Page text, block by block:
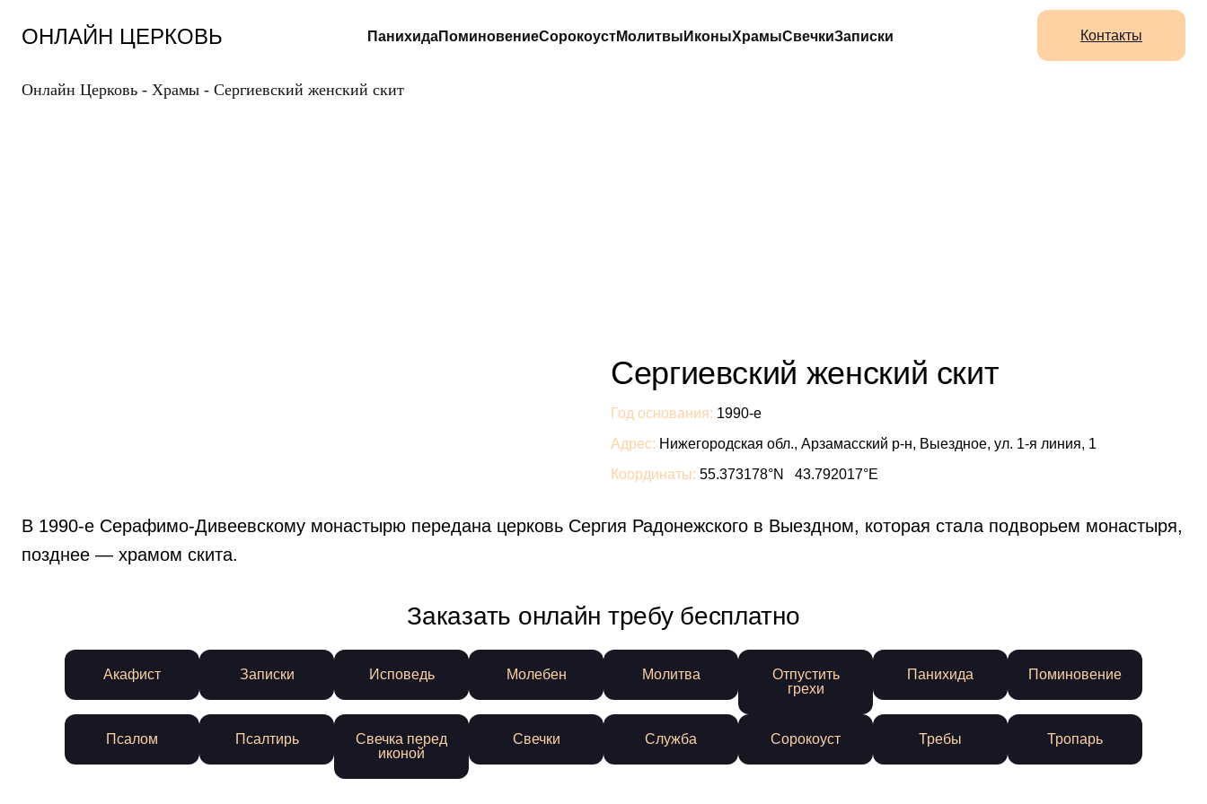
содержанию
ОНЛАЙН ЦЕРКОВЬ ПанихидаПоминовениеСорокоустМолитвы ИконыХрамыСвечкиЗаписки Контакты
Онлайн Церковь - Храмы - Сергиевский женский скит
Сергиевский женский скит
Год основания: 1990-е
Адрес: Нижегородская обл., Арзамасский р-н, Выездное, ул. 1-я линия, 1
Координаты: 55.373178°N 43.792017°E
В 1990-е Серафимо-Дивеевскому монастырю передана церковь Сергия Радонежского в Выездном, которая стала подворьем монастыря,
позднее — храмом скита.
Заказать онлайн требу бесплатно
Акафист Записки Исповедь Молебен Молитва
Отпустить
грехи
Панихида Поминовение
Псалом Псалтирь
Свечка перед
иконой
Свечки Служба Сорокоуст Требы Тропарь